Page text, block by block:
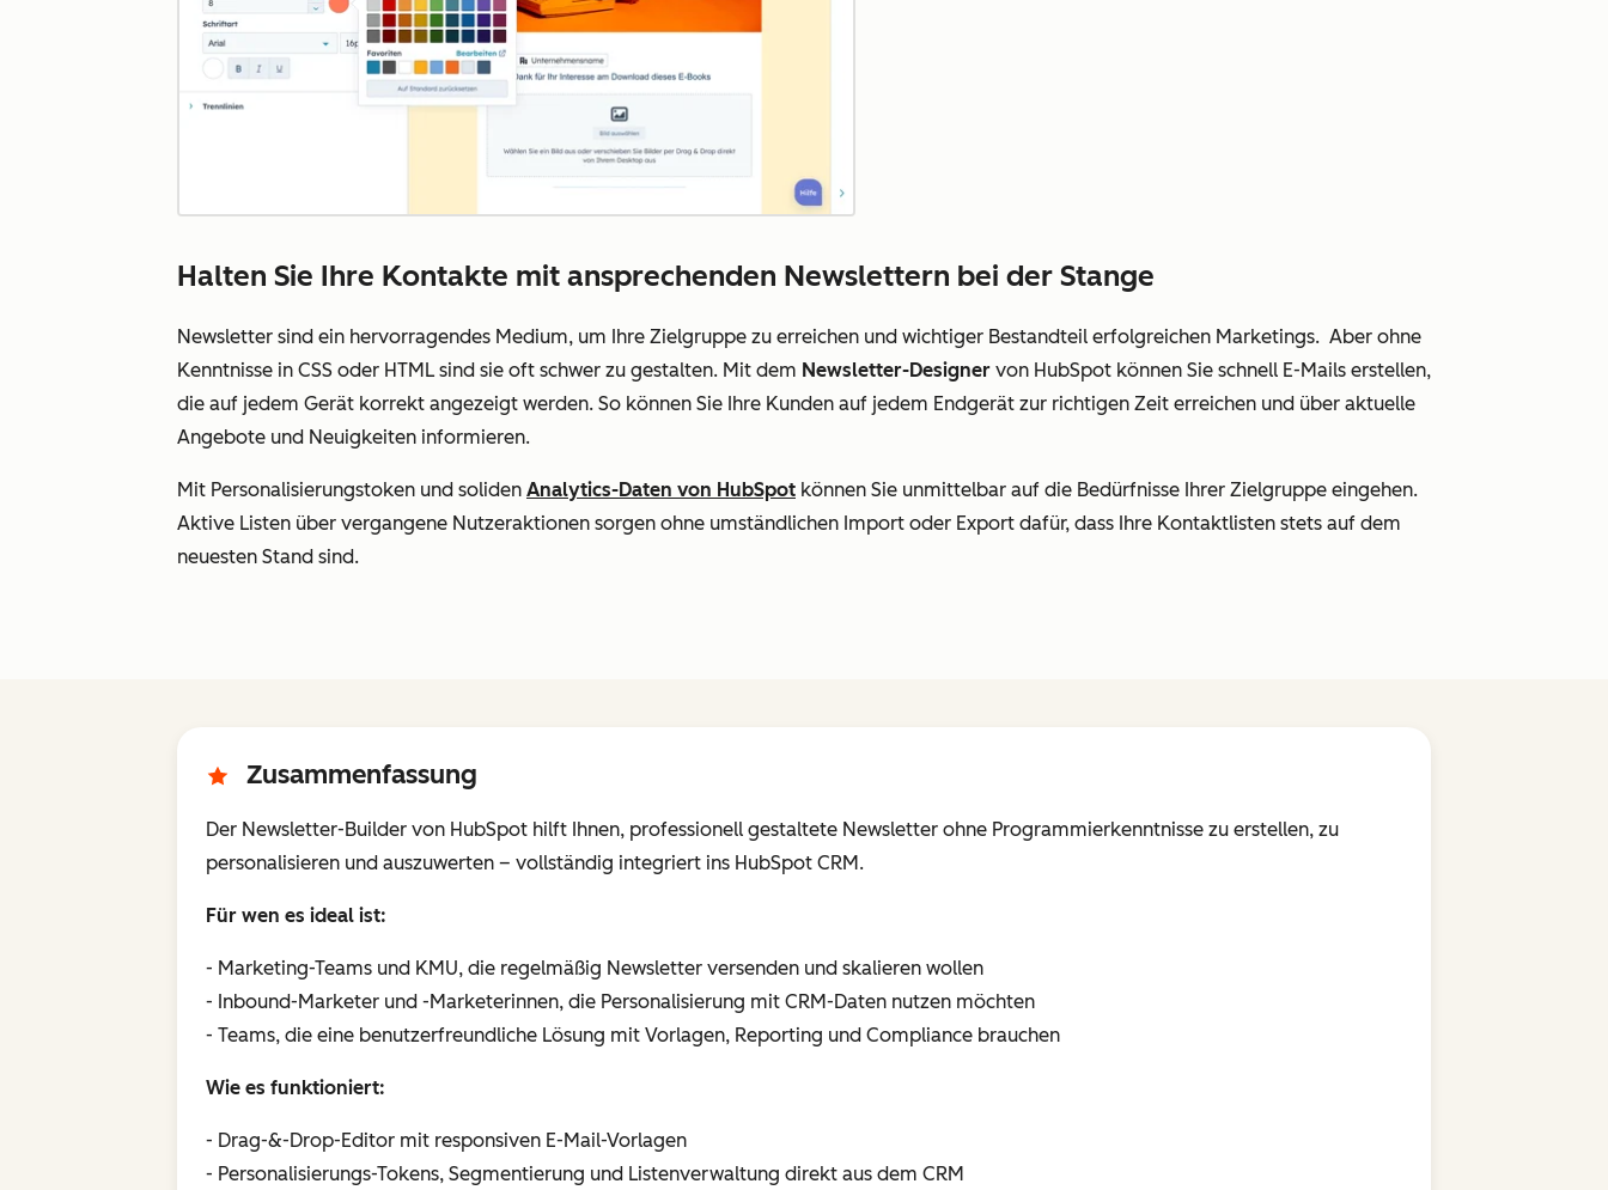
Halten Sie Ihre Kontakte mit ansprechenden Newslettern bei der Stange
Newsletter sind ein hervorragendes Medium, um Ihre Zielgruppe zu erreichen und wichtiger Bestandteil erfolgreichen Marketings. Aber ohne
Kenntnisse in CSS oder HTML sind sie oft schwer zu gestalten. Mit dem Newsletter-Designer von HubSpot können Sie schnell E-Mails erstellen,
die auf jedem Gerät korrekt angezeigt werden. So können Sie Ihre Kunden auf jedem Endgerät zur richtigen Zeit erreichen und über aktuelle
Angebote und Neuigkeiten informieren.
Mit Personalisierungstoken und soliden Analytics-Daten von HubSpot können Sie unmittelbar auf die Bedürfnisse Ihrer Zielgruppe eingehen.
Aktive Listen über vergangene Nutzeraktionen sorgen ohne umständlichen Import oder Export dafür, dass Ihre Kontaktlisten stets auf dem
neuesten Stand sind.
Zusammenfassung
Der Newsletter-Builder von HubSpot hilft Ihnen, professionell gestaltete Newsletter ohne Programmierkenntnisse zu erstellen, zu
personalisieren und auszuwerten – vollständig integriert ins HubSpot CRM.
Für wen es ideal ist:
- Marketing-Teams und KMU, die regelmäßig Newsletter versenden und skalieren wollen
- Inbound-Marketer und -Marketerinnen, die Personalisierung mit CRM-Daten nutzen möchten
- Teams, die eine benutzerfreundliche Lösung mit Vorlagen, Reporting und Compliance brauchen
Wie es funktioniert:
- Drag-&-Drop-Editor mit responsiven E-Mail-Vorlagen
- Personalisierungs-Tokens, Segmentierung und Listenverwaltung direkt aus dem CRM